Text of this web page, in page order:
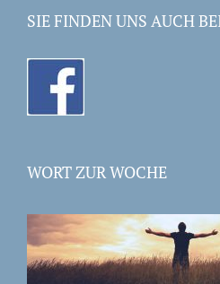
SIE FINDEN UNS AUCH
WORT ZUR WOCHE